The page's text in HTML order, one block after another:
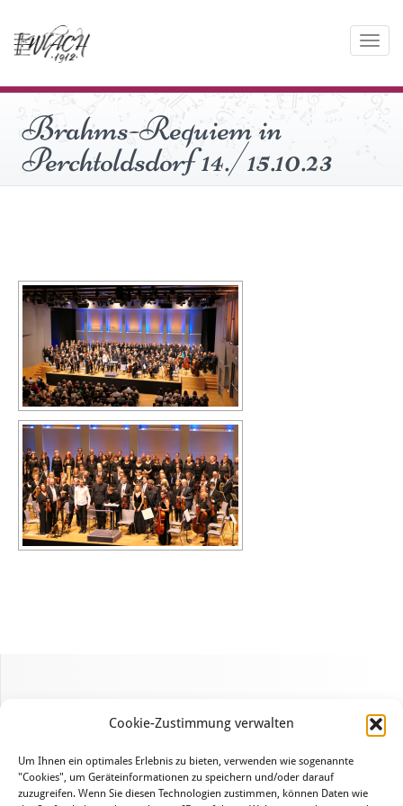
Cookie-Zustimmung verwalten
Um Ihnen ein optimales Erlebnis zu bieten, verwenden wie sogenannte
"Cookies", um Geräteinformationen zu speichern und/oder darauf
zuzugreifen. Wenn Sie diesen Technologien zustimmen, können Daten wie
Toggle
Brahms-Requiem in
Perchtoldsdorf 14./15.10.23